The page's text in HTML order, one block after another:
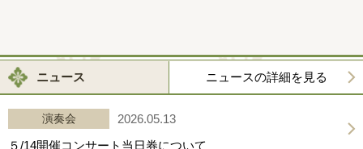
ニュース ニュースの詳細を見る
演奏会
2026.05.13
５/14開催コンサート当日券について